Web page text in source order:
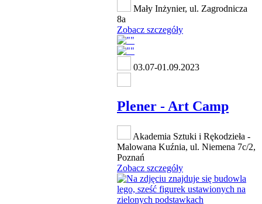
Mały Inżynier, ul. Zagrodnicza
8a
Zobacz szczegóły
03.07-01.09.2023
Plener - Art Camp
Akademia Sztuki i Rękodzieła -
Malowana Kuźnia, ul. Niemena 7c/2,
Poznań
Zobacz szczegóły